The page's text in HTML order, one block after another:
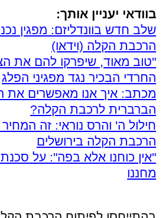
בוודאי יעניין אותך:
שלב חדש בוונדליזם: מפגין
הרכבת הקלה (וידאו)
"טוב מאוד, שיפרקו להם את
החרדי הבכיר נגד מפגיני הפלג
מכתב: איך אנו מאפשרים את
הברברית לרכבת הקלה?
חילול ה' והרס נוראי: זה
הרכבת הקלה בירושלים
"אין כוחנו אלא בפה": על
מחננו